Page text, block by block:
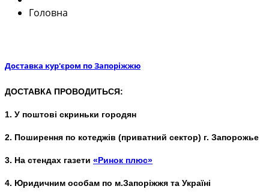
Головна
Доставка кур'єром по Запоріжжю
ДОСТАВКА ПРОВОДИТЬСЯ:
1. У поштові скриньки городян
2. Поширення по котеджів (приватний сектор) г. Запорожье
3. На стендах газети «Ринок плюс»
4. Юридичним особам по м.Запоріжжя та Україні